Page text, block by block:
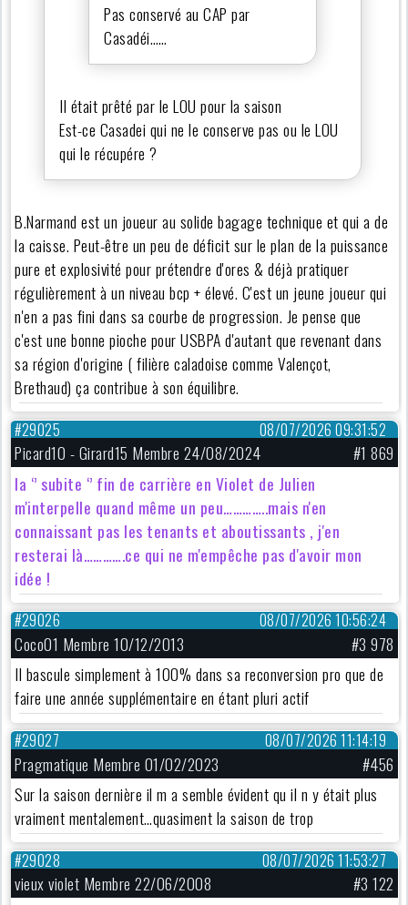
Pas conservé au CAP par
Casadéi……
Il était prêté par le LOU pour la saison
Est-ce Casadei qui ne le conserve pas ou le LOU
qui le récupére ?
B.Narmand est un joueur au solide bagage technique et qui a de
la caisse. Peut-être un peu de déficit sur le plan de la puissance
pure et explosivité pour prétendre d'ores & déjà pratiquer
régulièrement à un niveau bcp + élevé. C'est un jeune joueur qui
n'en a pas fini dans sa courbe de progression. Je pense que
c'est une bonne pioche pour USBPA d'autant que revenant dans
sa région d'origine ( filière caladoise comme Valençot,
Brethaud) ça contribue à son équilibre.
08/07/2026 09:31:52
#29025
Picard10 - Girard15 Membre 24/08/2024
#1 869
la ‘’ subite ‘’ fin de carrière en Violet de Julien
m'interpelle quand même un peu…………..mais n'en
connaissant pas les tenants et aboutissants , j'en
resterai là………….ce qui ne m'empêche pas d'avoir mon
idée !
08/07/2026 10:56:24
#29026
Coco01 Membre 10/12/2013
#3 978
Il bascule simplement à 100% dans sa reconversion pro que de
faire une année supplémentaire en étant pluri actif
08/07/2026 11:14:19
#29027
Pragmatique Membre 01/02/2023
#456
Sur la saison dernière il m a semble évident qu il n y était plus
vraiment mentalement…quasiment la saison de trop
08/07/2026 11:53:27
#29028
vieux violet Membre 22/06/2008
#3 122